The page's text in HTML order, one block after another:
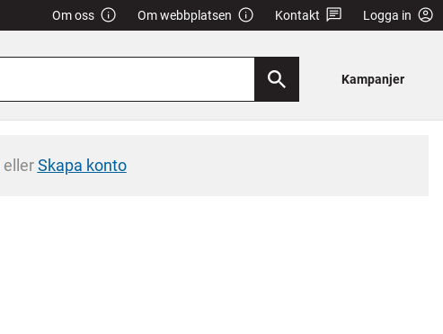
Om oss Om webbplatsen Kontakt Logga in
Kampanjer
ellerSkapa konto